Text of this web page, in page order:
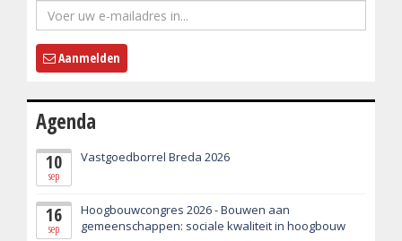
Aanmelden
Agenda
10
sep
Vastgoedborrel Breda 2026
16
sep
Hoogbouwcongres 2026 - Bouwen aan
gemeenschappen: sociale kwaliteit in hoogbouw